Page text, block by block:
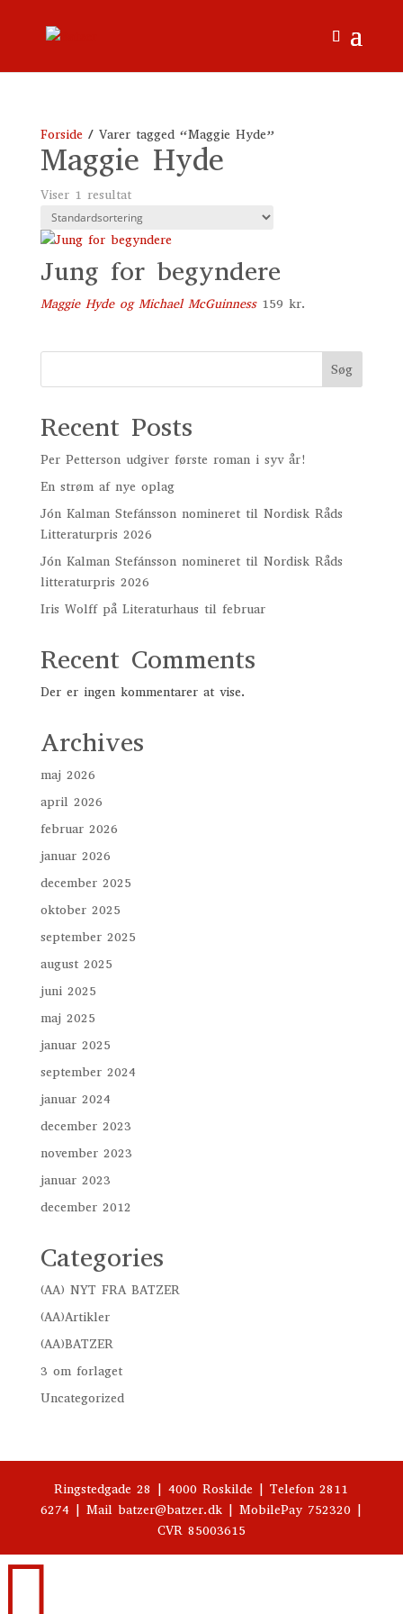
Forside/ Varer tagged “Maggie Hyde”
Maggie Hyde
Viser 1 resultat
Jung for begyndere
Maggie Hyde og Michael McGuinness 159 kr.
Søg
Recent Posts
Per Petterson udgiver første roman i syv år!
En strøm af nye oplag
Jón Kalman Stefánsson nomineret til Nordisk Råds
Litteraturpris 2026
Jón Kalman Stefánsson nomineret til Nordisk Råds
litteraturpris 2026
Iris Wolff på Literaturhaus til februar
Recent Comments
Der er ingen kommentarer at vise.
Archives
maj 2026
april 2026
februar 2026
januar 2026
december 2025
oktober 2025
september 2025
august 2025
juni 2025
maj 2025
januar 2025
september 2024
januar 2024
december 2023
november 2023
januar 2023
december 2012
Categories
(AA) NYT FRA BATZER
(AA)Artikler
(AA)BATZER
3 om forlaget
Uncategorized
Ringstedgade 28 | 4000 Roskilde | Telefon 2811
6274 | Mail batzer@batzer.dk | MobilePay 752320 |
CVR 85003615